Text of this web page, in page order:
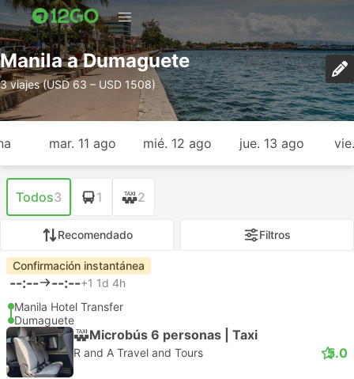
Manila a Dumaguete
3 viajes (USD 63 – USD 1508)
mar. 11 ago mié. 12 ago jue. 13 ago
Todos3 1 2
Recomendado Filtros
Confirmación instantánea
--:-- --:--+1 1d 4h
Manila Hotel Transfer
Dumaguete
Microbús 6 personas | Taxi
R and A Travel and Tours 5.0